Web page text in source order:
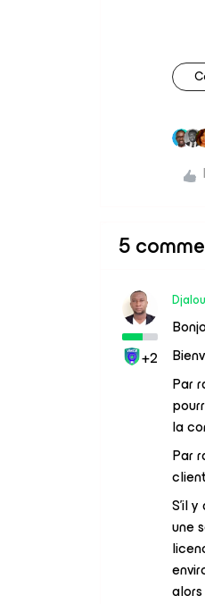
5
+2
Par
la
Par
S’il
une